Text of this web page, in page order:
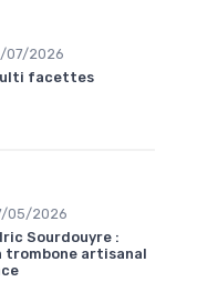
07/2026
facettes
05/2026
Sourdouyre :
trombone artisanal